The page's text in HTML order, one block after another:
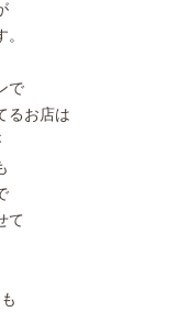
で
るお店は
て